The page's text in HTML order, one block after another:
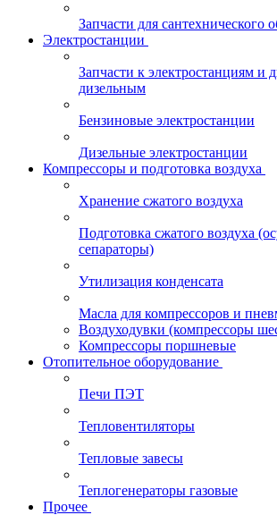
Запчасти для сантехнического
Электростанции
Запчасти к электростанциям и
дизельным
Бензиновые электростанции
Дизельные электростанции
Компрессоры и подготовка воздуха
Хранение сжатого воздуха
Подготовка сжатого воздуха
сепараторы)
Утилизация конденсата
Масла для компрессоров и
Воздуходувки (компрессоры
Компрессоры поршневые
Отопительное оборудование
Печи ПЭТ
Тепловентиляторы
Тепловые завесы
Теплогенераторы газовые
Прочее